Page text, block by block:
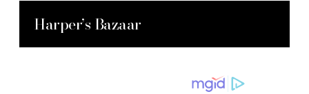
Harper’s Bazaar